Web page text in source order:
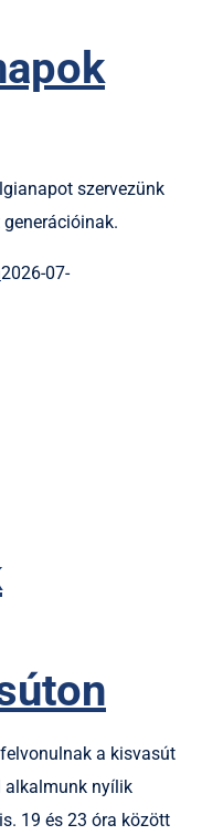
szervezünk
2026-07-
a kisvasút
alkalmunk nyílik
19 és 23 óra között